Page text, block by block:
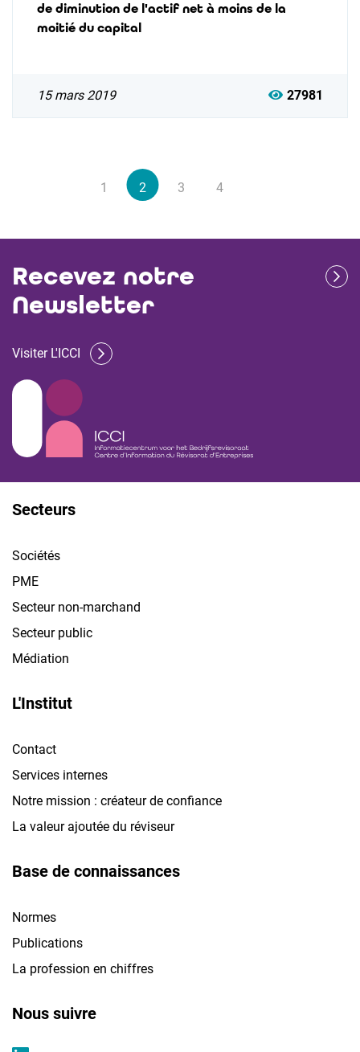
de diminution de l'actif net à moins de la
moitié du capital
15 mars 2019 27981
1 2 3 4
Recevez notre
Newsletter
Visiter L'ICCI
Secteurs
Sociétés
PME
Secteur non-marchand
Secteur public
Médiation
L'Institut
Contact
Services internes
Notre mission : créateur de confiance
La valeur ajoutée du réviseur
Base de connaissances
Normes
Publications
La profession en chiffres
Nous suivre